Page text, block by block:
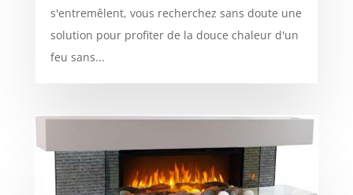
s'entremêlent, vous recherchez sans doute une
solution pour profiter de la douce chaleur d'un
feu sans...